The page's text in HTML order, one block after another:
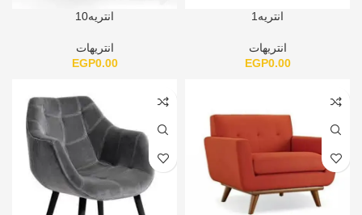
انتريه1
انتريهات
EGP0.00
انتريه10
انتريهات
EGP0.00